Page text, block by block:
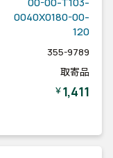
0040X0180-00-
120
355-9789
取寄品
￥1,411